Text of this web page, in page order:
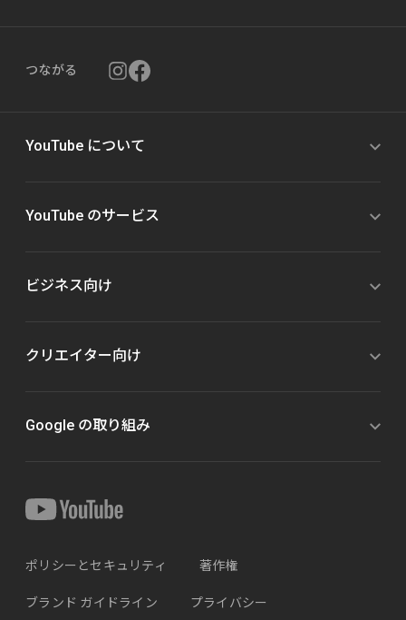
つながる
YouTube について
YouTube のサービス
ビジネス向け
クリエイター向け
Google の取り組み
ポリシーとセキュリティ 著作権
ブランド ガイドライン プライバシー